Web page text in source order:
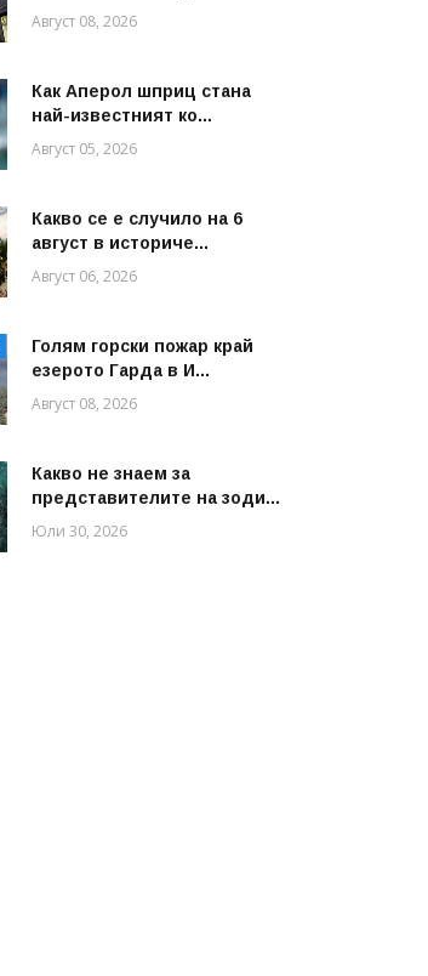
Август 08, 2026
Как Аперол шприц стана
най-известният ко...
Август 05, 2026
Какво се е случило на 6
август в историче...
Август 06, 2026
Голям горски пожар край
езерото Гарда в И...
Август 08, 2026
Какво не знаем за
представителите на зоди...
Юли 30, 2026